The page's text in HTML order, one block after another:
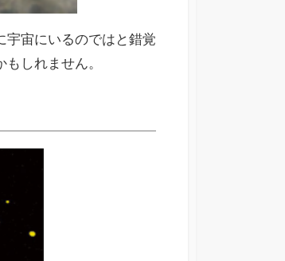
宇宙にいるのではと錯覚
しれません。